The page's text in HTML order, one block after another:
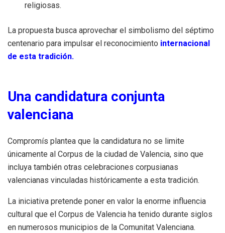
religiosas.
La propuesta busca aprovechar el simbolismo del séptimo
centenario para impulsar el reconocimiento internacional
de esta tradición.
Una candidatura conjunta
valenciana
Compromís plantea que la candidatura no se limite
únicamente al Corpus de la ciudad de Valencia, sino que
incluya también otras celebraciones corpusianas
valencianas vinculadas históricamente a esta tradición.
La iniciativa pretende poner en valor la enorme influencia
cultural que el Corpus de Valencia ha tenido durante siglos
en numerosos municipios de la Comunitat Valenciana.